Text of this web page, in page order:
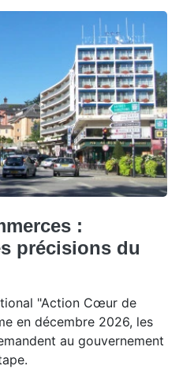
:
précisions du
"Action Cœur de
en décembre 2026, les
au gouvernement